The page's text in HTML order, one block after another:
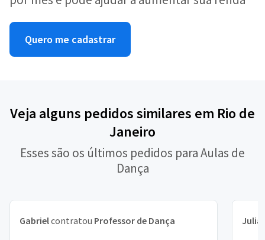
Quero me cadastrar
Veja alguns pedidos similares em Rio de
Janeiro
Esses são os últimos pedidos para Aulas de
Dança
Gabrielcontratou Professor de Dança